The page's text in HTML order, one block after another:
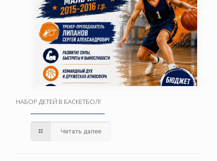
НАБОР ДЕТЕЙ В БАСКЕТБОЛ!
Читать далее